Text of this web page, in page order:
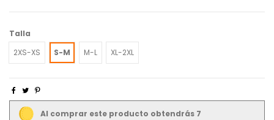
Talla
2XS-XS
S-M M-L XL-2XL
Al comprar este producto obtendrás 7